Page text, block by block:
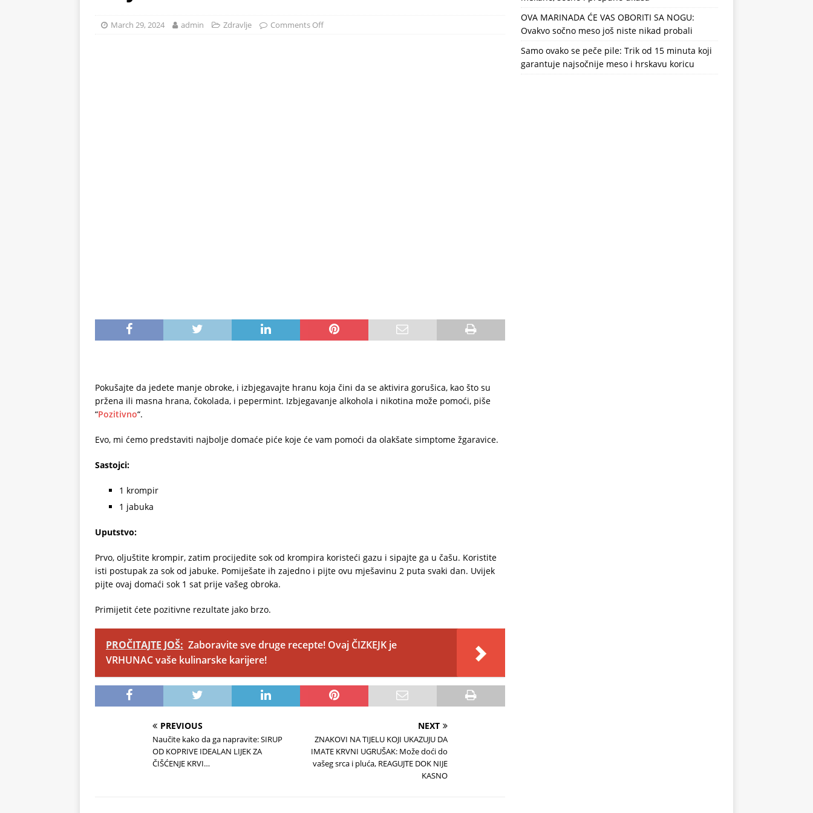
March 29, 2024 admin Zdravlje Comments Off
Pokušajte da jedete manje obroke, i izbjegavajte hranu koja čini da se aktivira gorušica, kao što su
pržena ili masna hrana, čokolada, i pepermint. Izbjegavanje alkohola i nikotina može pomoći, piše
“Pozitivno“.
Evo, mi ćemo predstaviti najbolje domaće piće koje će vam pomoći da olakšate simptome žgaravice.
Sastojci:
1 krompir
1 jabuka
Uputstvo:
Prvo, oljuštite krompir, zatim procijedite sok od krompira koristeći gazu i sipajte ga u čašu. Koristite
isti postupak za sok od jabuke. Pomiješate ih zajedno i pijte ovu mješavinu 2 puta svaki dan. Uvijek
pijte ovaj domaći sok 1 sat prije vašeg obroka.
Primijetit ćete pozitivne rezultate jako brzo.
PROČITAJTE JOŠ: Zaboravite sve druge recepte! Ovaj ČIZKEJK je
VRHUNAC vaše kulinarske karijere!
PREVIOUS
Naučite kako da ga napravite: SIRUP
OD KOPRIVE IDEALAN LIJEK ZA
ČIŠĆENJE KRVI…
NEXT
ZNAKOVI NA TIJELU KOJI UKAZUJU DA
IMATE KRVNI UGRUŠAK: Može doći do
vašeg srca i pluća, REAGUJTE DOK NIJE
KASNO
OVA MARINADA ĆE VAS OBORITI SA NOGU:
Ovakvo sočno meso još niste nikad probali
Samo ovako se peče pile: Trik od 15 minuta koji
garantuje najsočnije meso i hrskavu koricu